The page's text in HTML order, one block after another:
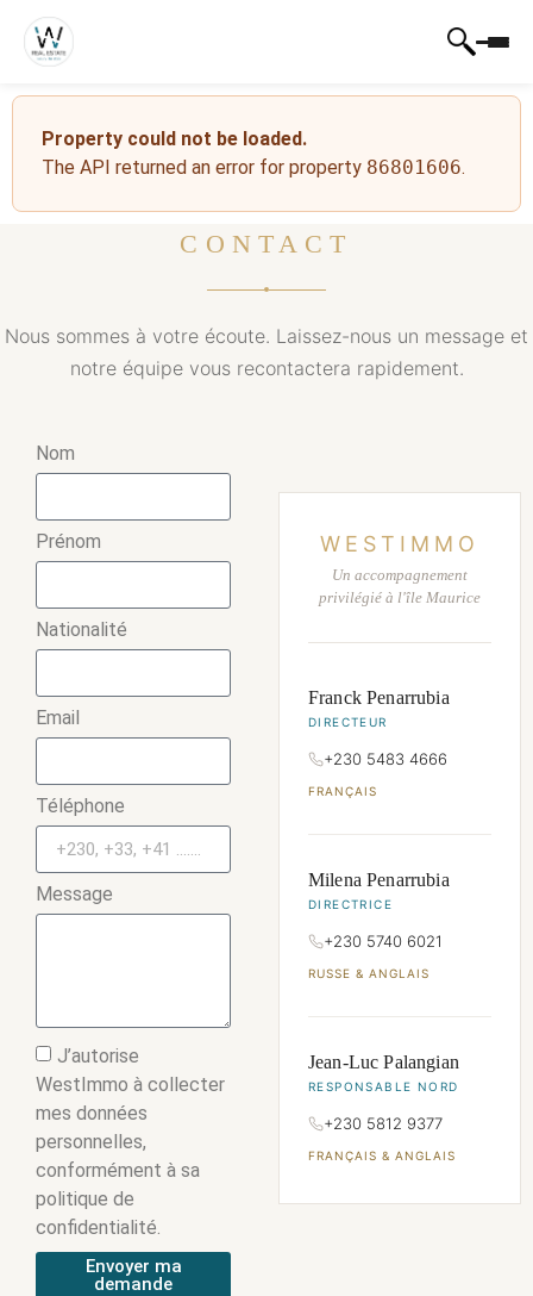
Property could not be loaded.
The API returned an error for property 86801606.
CONTACT
Nous sommes à votre écoute. Laissez-nous un message et
notre équipe vous recontactera rapidement.
Nom
Prénom
Nationalité
Email
Téléphone
Message
J’autorise
WestImmo à collecter
mes données
personnelles,
conformément à sa
politique de
confidentialité.
Envoyer ma
demande
WESTIMMO
Un accompagnement
privilégié à l'île Maurice
Franck Penarrubia
DIRECTEUR
+230 5483 4666
FRANÇAIS
Milena Penarrubia
DIRECTRICE
+230 5740 6021
RUSSE & ANGLAIS
Jean-Luc Palangian
RESPONSABLE NORD
+230 5812 9377
FRANÇAIS & ANGLAIS